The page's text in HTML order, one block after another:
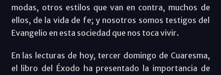
modas, otros estilos que van en contra, muchos de
ellos, de la vida de fe; y nosotros somos testigos del
Evangelio en esta sociedad que nos toca vivir.
En las lecturas de hoy, tercer domingo de Cuaresma,
el libro del Éxodo ha presentado la importancia de